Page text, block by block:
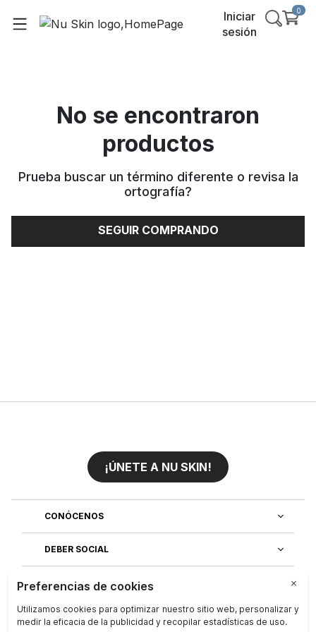
Iniciar
sesión
0
No se encontraron
productos
Prueba buscar un término diferente o revisa la
ortografía?
SEGUIR COMPRANDO
¡ÚNETE A NU SKIN!
CONÓCENOS
DEBER SOCIAL
ÚNETE AL EQUIPO
DESCUBRE NUESTRAS APLICACIONES